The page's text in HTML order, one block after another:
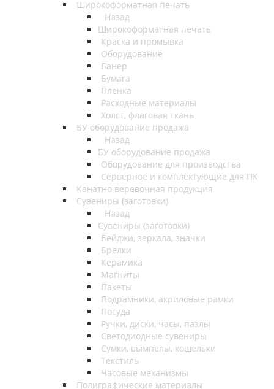
Широкоформатная печать
Назад
Широкоформатная печать
Краска и промывка
Оборудование
Банер
Бумага
Пленка
Расходные материалы
Холст, флаговая ткань
БУ оборудование продажа
Назад
БУ оборудование продажа
Оборудование для производства
Серверное и комплектующие для ПК
Канатно веревочная продукция
Сувениры (заготовки)
Назад
Сувениры (заготовки)
Бейджи, зеркала, значки
Брелки
Керамика
Магниты
Пакеты
Подрамники, акриловые рамки
Посуда
Ручки, диски, часы, пазлы
Светодиодные сувениры
Сумки, вымпелы, кошельки
Текстиль
Часовые механизмы
Полиграфические материалы